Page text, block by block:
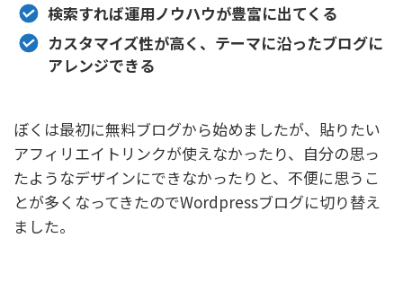
検索すれば運用ノウハウが豊富に出てくる
カスタマイズ性が高く、テーマに沿ったブログに
アレンジできる
ぼくは最初に無料ブログから始めましたが、貼りたい
アフィリエイトリンクが使えなかったり、自分の思っ
たようなデザインにできなかったりと、不便に思うこ
とが多くなってきたのでWordpressブログに切り替え
ました。